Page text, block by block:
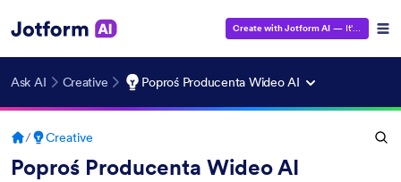
Create with Jotform AI — It's Free!
Ask AI Creative Poproś Producenta Wideo AI
/ Creative
Poproś Producenta Wideo AI